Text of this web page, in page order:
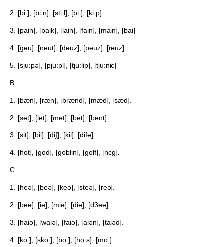
2. [bi:], [bi:n], [sti:l], [bi:], [ki:p]
3. [pain], [baik], [lain], [fain], [main], [bai]
4. [gəu], [nəut], [dəuz], [pəuz], [rəuz]
5. [sju:pə], [pju:pl], [tju:lip], [tju:nic]
B.
1. [bæn], [ræn], [brænd], [mæd], [sæd].
2. [set], [let], [met], [bet], [bent].
3. [sit], [bil], [di∫], [kil], [difə].
4. [hot], [god], [goblin], [golf], [hog].
C.
1. [heə], [beə], [keə], [steə], [reə].
2. [beə], [iə], [miə], [diə], [d3eə].
3. [haiə], [waiə], [faiə], [aiən], [taiəd].
4. [ko:], [sko:], [bo:], [ho:s], [mo:].